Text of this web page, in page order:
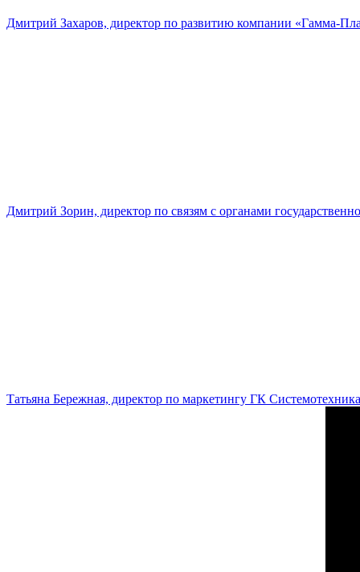
Дмитрий Захаров, директор по развитию компании «Гамма-
Дмитрий Зорин, директор по связям с органами
Татьяна Бережная, директор по маркетингу ГК Системотехника